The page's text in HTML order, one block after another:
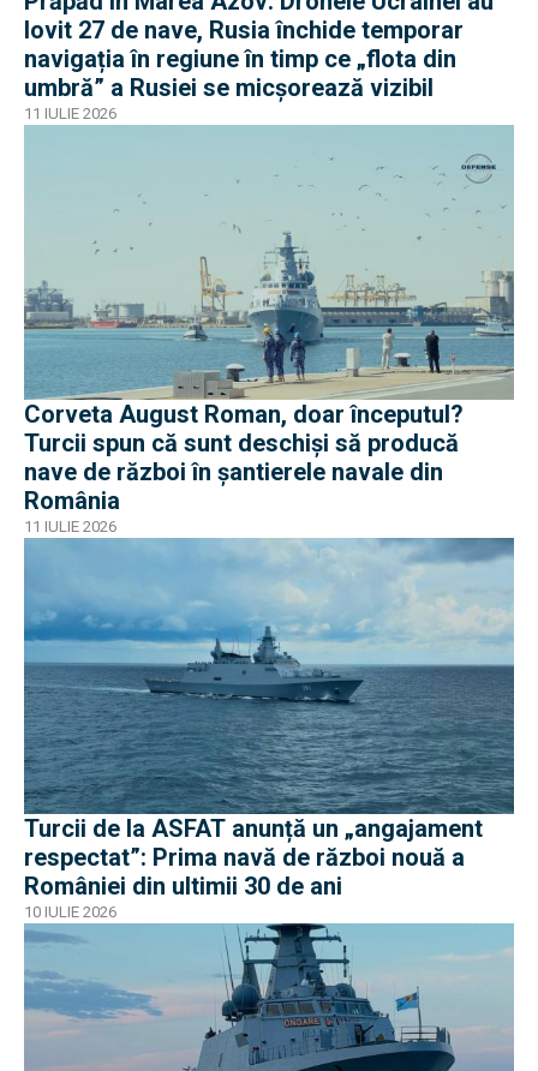
lovit 27 de nave, Rusia închide temporar
navigația în regiune în timp ce „flota din
umbră” a Rusiei se micșorează vizibil
11 IULIE 2026
Corveta August Roman, doar începutul?
Turcii spun că sunt deschiși să producă
nave de război în șantierele navale din
România
11 IULIE 2026
Turcii de la ASFAT anunță un „angajament
respectat”: Prima navă de război nouă a
României din ultimii 30 de ani
10 IULIE 2026